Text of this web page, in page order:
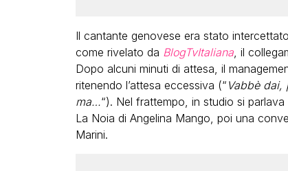
Il cantante genovese era stato
come rivelato da BlogTvItaliana, il
Dopo alcuni minuti di attesa, il
ritenendo l’attesa eccessiva (“ Vabbè dai,
ma…“). Nel frattempo, in studio si
La Noia di Angelina Mango, poi una
Marini.